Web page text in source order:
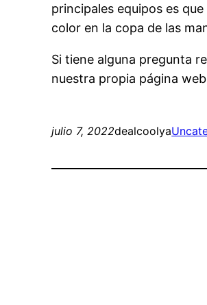
principales equipos es
color en la copa de las
Si tiene alguna pregunta
nuestra propia página
julio 7, 2022dealcoolya